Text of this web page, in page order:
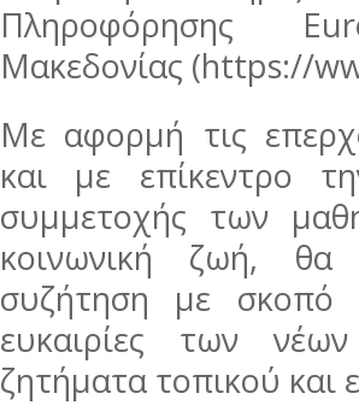
Πληροφόρησης
Μακεδονίας (https://
Με αφορμή τις
και με επίκεντρο
συμμετοχής των
κοινωνική ζωή, θα
συζήτηση με σκοπό
ευκαιρίες των
ζητήματα τοπικού και